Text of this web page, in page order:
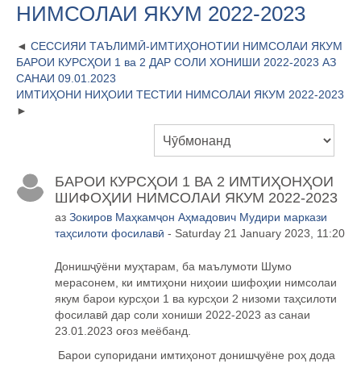
НИМСОЛАИ ЯКУМ 2022-2023
СЕССИЯИ ТАЪЛИМӢ-ИМТИҲОНОТИИ НИМСОЛАИ ЯКУМ
БАРОИ КУРСҲОИ 1 ва 2 ДАР СОЛИ ХОНИШИ 2022-2023 АЗ
САНАИ 09.01.2023
ИМТИҲОНИ НИҲОИИ ТЕСТИИ НИМСОЛАИ ЯКУМ 2022-2023
БАРОИ КУРСҲОИ 1 ВА 2 ИМТИҲОНҲОИ
ШИФОҲИИ НИМСОЛАИ ЯКУМ 2022-2023
аз Зокиров Маҳкамҷон Аҳмадович Мудири маркази
таҳсилоти фосилавӣ - Saturday 21 January 2023, 11:20
Донишҷӯёни муҳтарам, ба маълумоти Шумо
мерасонем, ки имтиҳони ниҳоии шифоҳии нимсолаи
якум барои курсҳои 1 ва курсҳои 2 низоми таҳсилоти
фосилавӣ дар соли хониши 2022-2023 аз санаи
23.01.2023 оғоз меёбанд.
Барои супоридани имтиҳонот донишҷуёне роҳ дода